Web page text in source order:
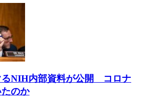
るNIH内部資料が公開 コロナ
のか